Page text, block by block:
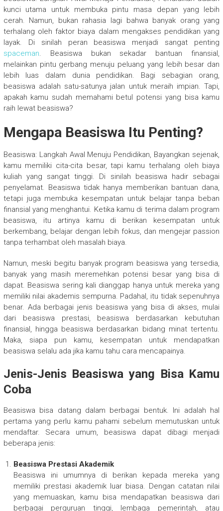
kunci utama untuk membuka pintu masa depan yang lebih
cerah. Namun, bukan rahasia lagi bahwa banyak orang yang
terhalang oleh faktor biaya dalam mengakses pendidikan yang
layak. Di sinilah peran beasiswa menjadi sangat penting
spaceman. Beasiswa bukan sekadar bantuan finansial,
melainkan pintu gerbang menuju peluang yang lebih besar dan
lebih luas dalam dunia pendidikan. Bagi sebagian orang,
beasiswa adalah satu-satunya jalan untuk meraih impian. Tapi,
apakah kamu sudah memahami betul potensi yang bisa kamu
raih lewat beasiswa?
Mengapa Beasiswa Itu Penting?
Beasiswa: Langkah Awal Menuju Pendidikan, Bayangkan sejenak,
kamu memiliki cita-cita besar, tapi kamu terhalang oleh biaya
kuliah yang sangat tinggi. Di sinilah beasiswa hadir sebagai
penyelamat. Beasiswa tidak hanya memberikan bantuan dana,
tetapi juga membuka kesempatan untuk belajar tanpa beban
finansial yang menghantui. Ketika kamu di terima dalam program
beasiswa, itu artinya kamu di berikan kesempatan untuk
berkembang, belajar dengan lebih fokus, dan mengejar passion
tanpa terhambat oleh masalah biaya.
Namun, meski begitu banyak program beasiswa yang tersedia,
banyak yang masih meremehkan potensi besar yang bisa di
dapat. Beasiswa sering kali dianggap hanya untuk mereka yang
memiliki nilai akademis sempurna. Padahal, itu tidak sepenuhnya
benar. Ada berbagai jenis beasiswa yang bisa di akses, mulai
dari beasiswa prestasi, beasiswa berdasarkan kebutuhan
finansial, hingga beasiswa berdasarkan bidang minat tertentu.
Maka, siapa pun kamu, kesempatan untuk mendapatkan
beasiswa selalu ada jika kamu tahu cara mencapainya.
Jenis-Jenis Beasiswa yang Bisa Kamu
Coba
Beasiswa bisa datang dalam berbagai bentuk. Ini adalah hal
pertama yang perlu kamu pahami sebelum memutuskan untuk
mendaftar. Secara umum, beasiswa dapat dibagi menjadi
beberapa jenis:
Beasiswa Prestasi Akademik
Beasiswa ini umumnya di berikan kepada mereka yang
memiliki prestasi akademik luar biasa. Dengan catatan nilai
yang memuaskan, kamu bisa mendapatkan beasiswa dari
berbagai perguruan tinggi, lembaga pemerintah, atau